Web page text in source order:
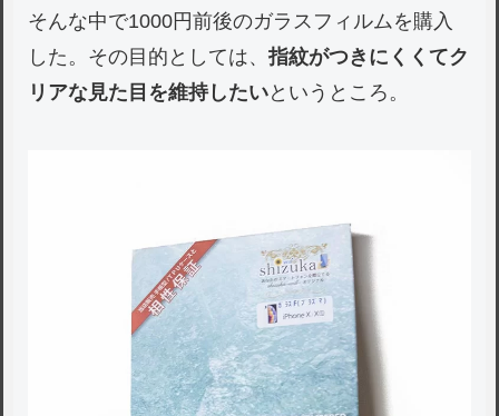
そんな中で1000円前後のガラスフィルムを購入
した。その目的としては、指紋がつきにくくてク
リアな見た目を維持したいというところ。